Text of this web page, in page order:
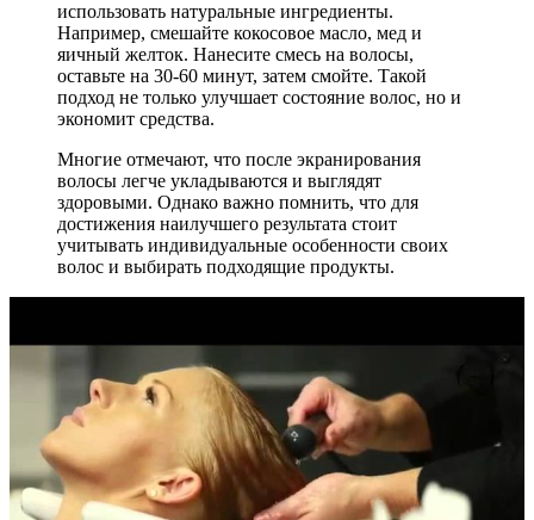
использовать натуральные ингредиенты.
Например, смешайте кокосовое масло, мед и
яичный желток. Нанесите смесь на волосы,
оставьте на 30-60 минут, затем смойте. Такой
подход не только улучшает состояние волос, но и
экономит средства.
Многие отмечают, что после экранирования
волосы легче укладываются и выглядят
здоровыми. Однако важно помнить, что для
достижения наилучшего результата стоит
учитывать индивидуальные особенности своих
волос и выбирать подходящие продукты.